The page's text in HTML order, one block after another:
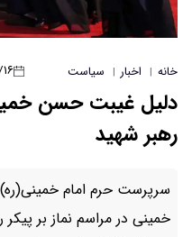
خانه | اخبار | سیاست
دلیل غیبت حسن
رهبر شهید
سرپرست حرم امام
خمینی در مراسم نماز بر پیکر